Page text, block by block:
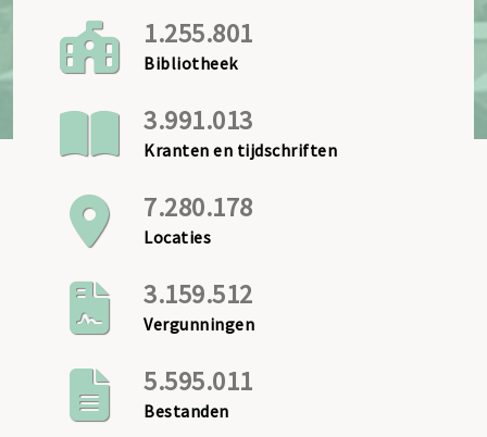
1.255.801
Bibliotheek
3.991.013
Kranten en tijdschriften
7.280.178
Locaties
3.159.512
Vergunningen
5.595.011
Bestanden